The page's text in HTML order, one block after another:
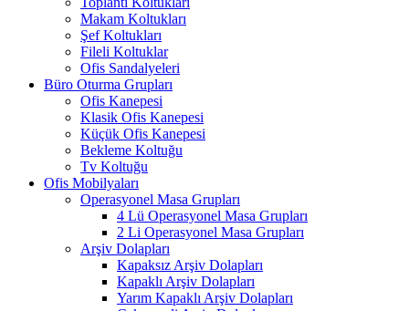
Makam Koltukları
Şef Koltukları
Fileli Koltuklar
Ofis Sandalyeleri
Büro Oturma Grupları
Ofis Kanepesi
Klasik Ofis Kanepesi
Küçük Ofis Kanepesi
Bekleme Koltuğu
Tv Koltuğu
Ofis Mobilyaları
Operasyonel Masa Grupları
4 Lü Operasyonel Masa Grupları
2 Li Operasyonel Masa Grupları
Arşiv Dolapları
Kapaksız Arşiv Dolapları
Kapaklı Arşiv Dolapları
Yarım Kapaklı Arşiv Dolapları